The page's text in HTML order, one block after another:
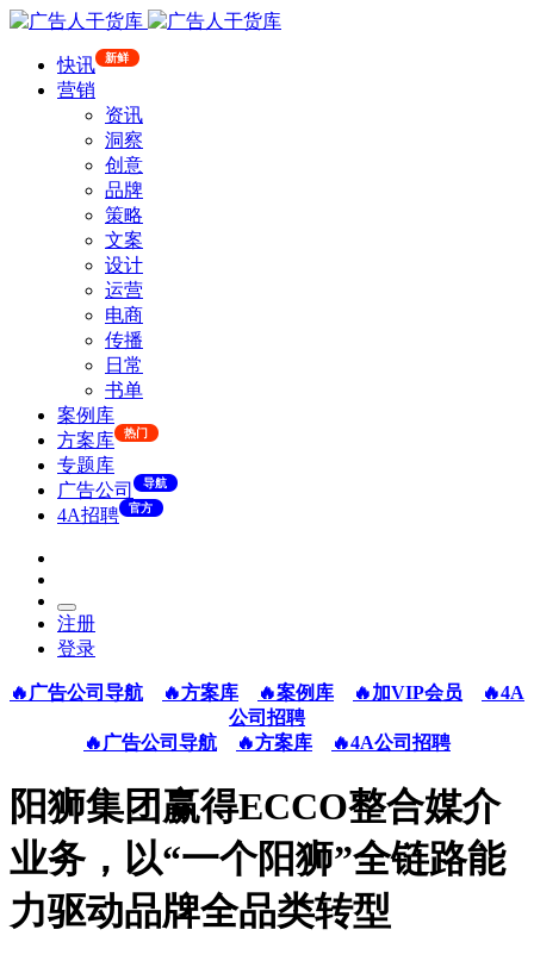
快讯 新鲜
营销
资讯
洞察
创意
品牌
策略
文案
设计
运营
电商
传播
日常
书单
案例库
方案库
热门
专题库
广告公司
导航
4A招聘 官方
注册
登录
🔥广告公司导航 🔥方案库 🔥案例库 🔥加VIP会员
🔥4A
公司招聘
🔥广告公司导航
🔥方案库 🔥4A公司招聘
阳狮集团赢得ECCO整合媒介
业务，以“一个阳狮”全链路能
力驱动品牌全品类转型